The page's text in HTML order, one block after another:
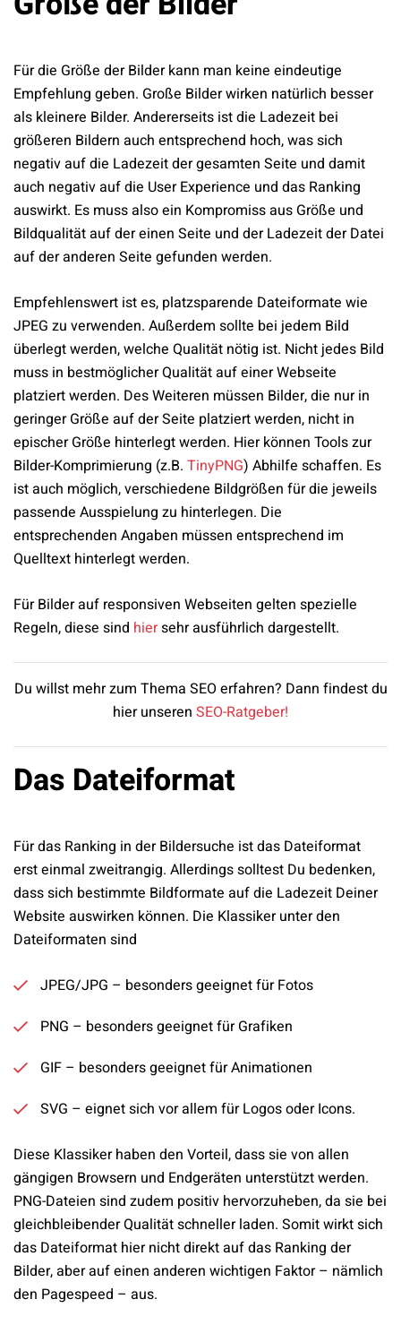
Für die Größe der Bilder kann man keine eindeutige
Empfehlung geben. Große Bilder wirken natürlich besser
als kleinere Bilder. Andererseits ist die Ladezeit bei
größeren Bildern auch entsprechend hoch, was sich
negativ auf die Ladezeit der gesamten Seite und damit
auch negativ auf die User Experience und das Ranking
auswirkt. Es muss also ein Kompromiss aus Größe und
Bildqualität auf der einen Seite und der Ladezeit der Datei
auf der anderen Seite gefunden werden.
Empfehlenswert ist es, platzsparende Dateiformate wie
JPEG zu verwenden. Außerdem sollte bei jedem Bild
überlegt werden, welche Qualität nötig ist. Nicht jedes Bild
muss in bestmöglicher Qualität auf einer Webseite
platziert werden. Des Weiteren müssen Bilder, die nur in
geringer Größe auf der Seite platziert werden, nicht in
epischer Größe hinterlegt werden. Hier können Tools zur
Bilder-Komprimierung (z.B. TinyPNG) Abhilfe schaffen. Es
ist auch möglich, verschiedene Bildgrößen für die jeweils
passende Ausspielung zu hinterlegen. Die
entsprechenden Angaben müssen entsprechend im
Quelltext hinterlegt werden.
Für Bilder auf responsiven Webseiten gelten spezielle
Regeln, diese sind hiersehr ausführlich dargestellt.
Du willst mehr zum Thema SEO erfahren? Dann findest du
hier unseren SEO-Ratgeber!
Das Dateiformat
Für das Ranking in der Bildersuche ist das Dateiformat
erst einmal zweitrangig. Allerdings solltest Du bedenken,
dass sich bestimmte Bildformate auf die Ladezeit Deiner
Website auswirken können. Die Klassiker unter den
Dateiformaten sind
JPEG/JPG – besonders geeignet für Fotos
PNG – besonders geeignet für Grafiken
GIF – besonders geeignet für Animationen
SVG – eignet sich vor allem für Logos oder Icons.
Diese Klassiker haben den Vorteil, dass sie von allen
gängigen Browsern und Endgeräten unterstützt werden.
PNG-Dateien sind zudem positiv hervorzuheben, da sie bei
gleichbleibender Qualität schneller laden. Somit wirkt sich
das Dateiformat hier nicht direkt auf das Ranking der
Bilder, aber auf einen anderen wichtigen Faktor – nämlich
den Pagespeed – aus.